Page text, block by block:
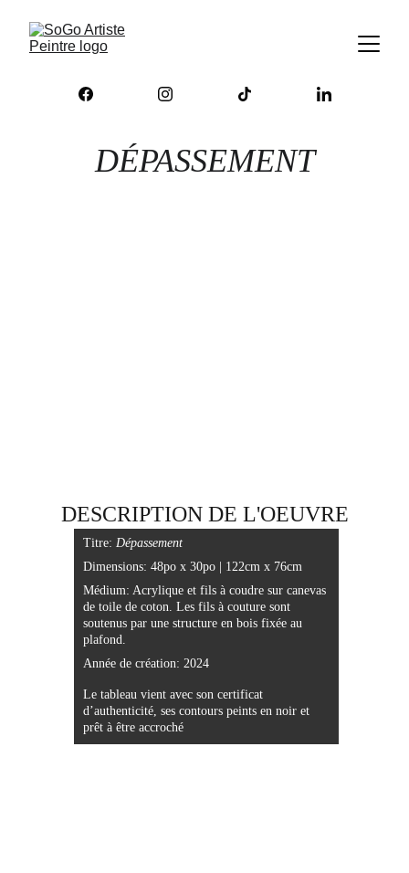
DÉPASSEMENT
Titre: Dépassement
Dimensions: 48po x 30po | 122cm x 76cm
Médium: Acrylique et fils à coudre sur canevas
de toile de coton. Les fils à couture sont
soutenus par une structure en bois fixée au
plafond.
Année de création: 2024
Le tableau vient avec son certificat
d’authenticité, ses contours peints en noir et
prêt à être accroché
DESCRIPTION DE L'OEUVRE